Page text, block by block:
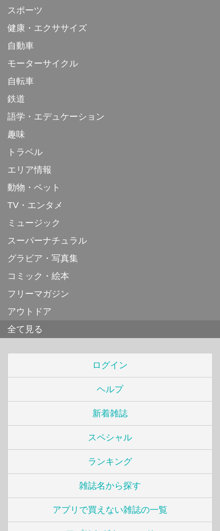
スポーツ
健康・エクササイズ
自動車
モーターサイクル
自転車
鉄道
語学・エデュケーション
趣味
トラベル
エリア情報
動物・ペット
TV・エンタメ
ミュージック
スーパーナチュラル
グラビア・写真集
コミック・絵本
フリーマガジン
アウトドア
全て見る
ログイン
ヘルプ
新着雑誌
スペシャル
ランキング
雑誌名から探す
アプリで買えない雑誌の一覧